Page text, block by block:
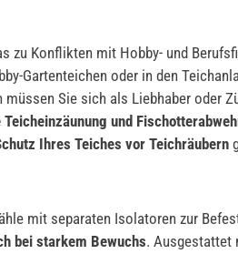
zu Konflikten mit Hobby- und
Gartenteichen oder in den
müssen Sie sich als Liebhaber oder
und
Ihres Teiches vor Teichräubern
mit separaten Isolatoren zur
bei starkem Bewuchs. Ausgestattet